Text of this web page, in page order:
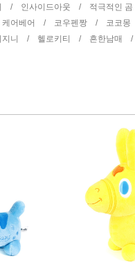
/ 인사이드아웃 / 적극적인
케어베어 / 코우펜짱 / 코코
지니 / 헬로키티 / 흔한남매